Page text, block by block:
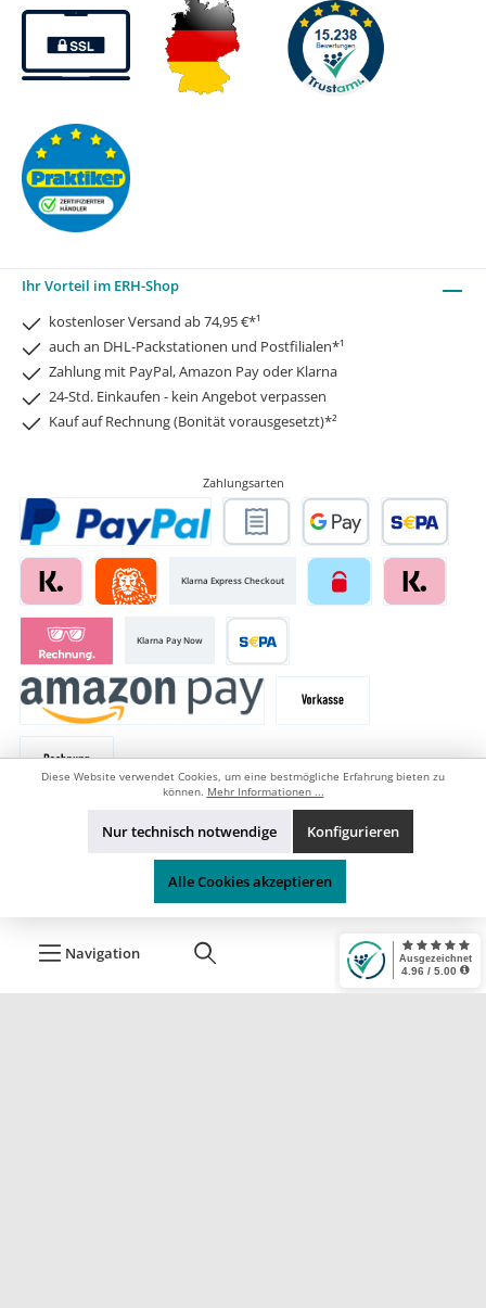
Navigation
Ihr Vorteil im ERH-Shop
kostenloser Versand ab 74,95 €*¹
auch an DHL-Packstationen und Postfilialen*¹
Zahlung mit PayPal, Amazon Pay oder Klarna
24-Std. Einkaufen - kein Angebot verpassen
Kauf auf Rechnung (Bonität vorausgesetzt)*²
Zahlungsarten
Klarna Express Checkout
Klarna Pay Now
Sperrgut
Diese Website verwendet Cookies, um eine bestmögliche Erfahrung bieten zu
können. Mehr Informationen ...
Nur technisch notwendige Konfigurieren
Alle Cookies akzeptieren